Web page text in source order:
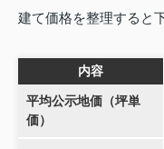
建て価格を整理すると
内容
平均公示地価（坪単
価）